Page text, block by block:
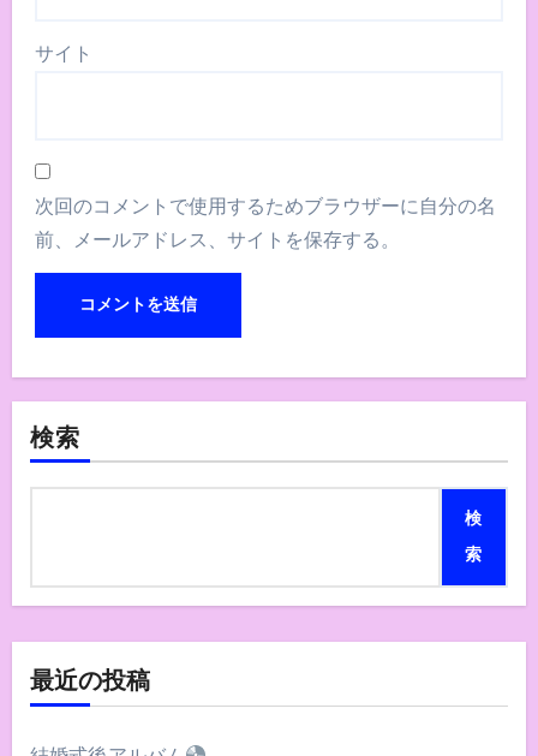
サイト
次回のコメントで使用するためブラウザーに自分の名
前、メールアドレス、サイトを保存する。
検索
検
索
最近の投稿